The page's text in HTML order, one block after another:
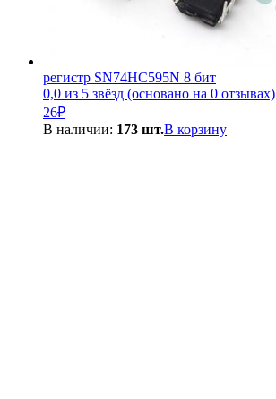
регистр SN74HC595N 8 бит
0,0 из 5 звёзд (основано на 0 отзывах)
26₽
В наличии: 173 шт.В корзину